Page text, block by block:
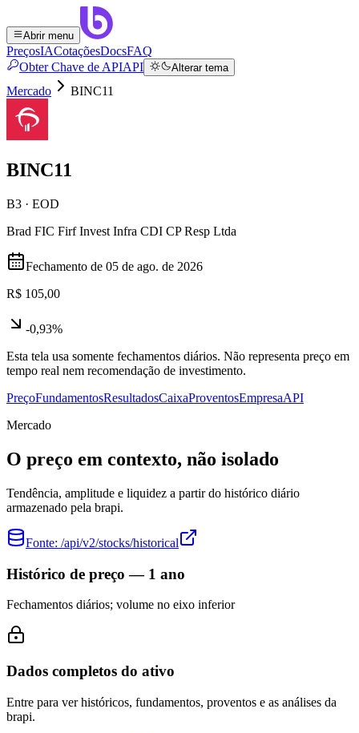
Abrir menu
PreçosIACotaçõesDocsFAQ
Obter Chave de APIAPI Alterar tema
Mercado BINC11
BINC11
B3 · EOD
Brad FIC Firf Invest Infra CDI CP Resp Ltda
Fechamento de 05 de ago. de 2026
R$ 105,00
-0,93%
Esta tela usa somente fechamentos diários. Não representa preço em
tempo real nem recomendação de investimento.
PreçoFundamentosResultadosCaixaProventosEmpresaAPI
Mercado
O preço em contexto, não isolado
Tendência, amplitude e liquidez a partir do histórico diário
armazenado pela brapi.
Fonte: /api/v2/stocks/historical
Histórico de preço — 1 ano
Fechamentos diários; volume no eixo inferior
Dados completos do ativo
Entre para ver históricos, fundamentos, proventos e as análises da
brapi.